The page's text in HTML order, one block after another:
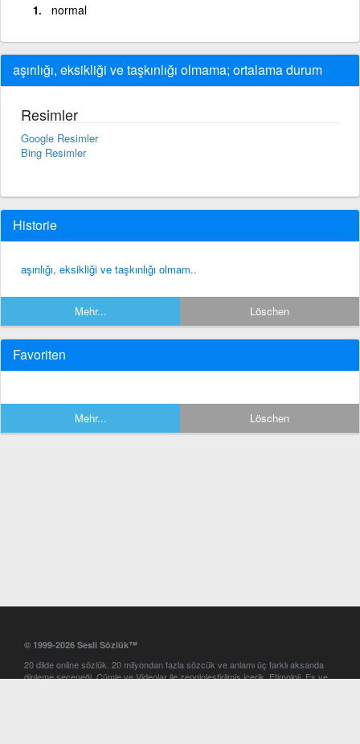
normal
aşırılığı, eksikliği ve taşkınlığı olmama; ortalama durum
Resimler
Google Resimler
Bing Resimler
Historie
aşırılığı, eksikliği ve taşkınlığı olmam..
Mehr... Löschen
Favoriten
Mehr... Löschen
© 1999-2026 Sesli Sözlük™
20 dilde online sözlük. 20 milyondan fazla sözcük ve anlamı üç farklı aksanda
dinleme seçeneği. Cümle ve Videolar ile zenginleştirilmiş içerik. Etimoloji, Eş ve